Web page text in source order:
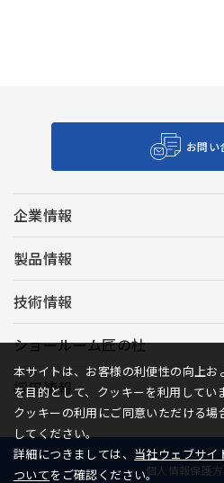
本サイトは、お客様の利便性の向上
を目的として、クッキーを利用してい
クッキーの利用にご同意いただける
してください。
詳細につきましては、 当社ウェブサイ
ついてをご確認ください。
お問い
企業情報
製品情報
技術情報
ショールーム匠の杜
採用情報
個人情報保護